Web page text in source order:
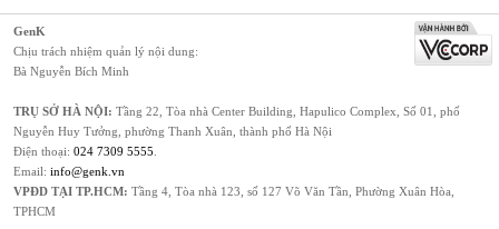
GenK
Chịu trách nhiệm quản lý nội dung:
Bà Nguyễn Bích Minh
TRỤ SỞ HÀ NỘI: Tầng 22, Tòa nhà Center Building, Hapulico Complex, Số 01, phố
Nguyễn Huy Tưởng, phường Thanh Xuân, thành phố Hà Nội
Điện thoại: 024 7309 5555
Email: info@genk.vn
VPĐD TẠI TP.HCM: Tầng 4, Tòa nhà 123, số 127 Võ Văn Tần, Phường Xuân Hòa,
TPHCM